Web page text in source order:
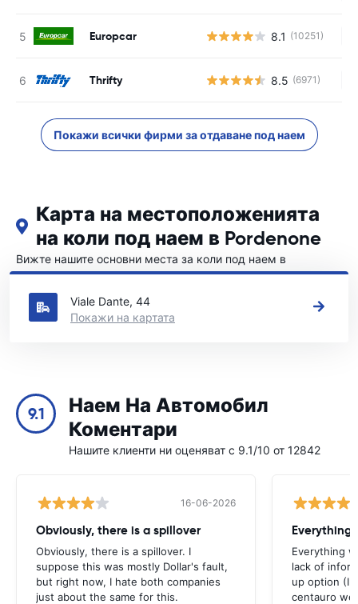
Europcar 8.1 (10251)
Thrifty 8.5 (6971)
Покажи всички фирми за отдаване под наем
Карта на местоположенията
на коли под наем в Pordenone
Вижте нашите основни места за коли под наем в
Pordenone
Viale Dante, 44
Покажи на картата
9.1
Наем На Автомобил
Коментари
Нашите клиенти ни оценяват с 9.1/10 от 12842
16-06-2026
Obviously, there is a spillover
Obviously, there is a spillover. I
suppose this was mostly Dollar's fault,
but right now, I hate both companies
just about the same for this.
Everything
Everything
lack of
up option (I
centauro